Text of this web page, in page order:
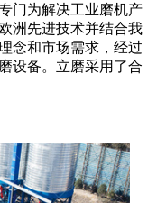
门为解决工业磨机产
洲先进技术并结合我
念和市场需求，经过
设备。立磨采用了合